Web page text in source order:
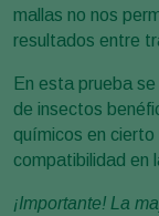
mallas no nos
resultados entre
En esta prueba
de insectos
químicos en
compatibilidad en
¡Importante! La